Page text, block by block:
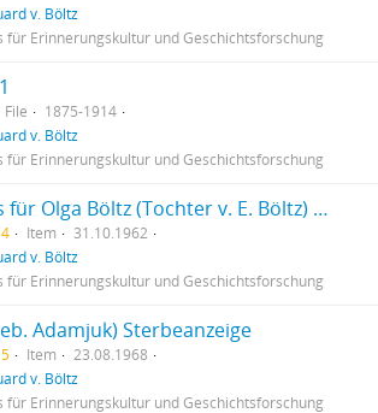
v. Böltz
für Erinnerungskultur und Geschichtsforschung
File
1875-1914
v. Böltz
für Erinnerungskultur und Geschichtsforschung
Originalzeugnis für Olga Böltz (Tochter v. E. Böltz) anlässlich Pensionierung
Item
31.10.1962
v. Böltz
für Erinnerungskultur und Geschichtsforschung
Adamjuk) Sterbeanzeige
Item
23.08.1968
v. Böltz
für Erinnerungskultur und Geschichtsforschung